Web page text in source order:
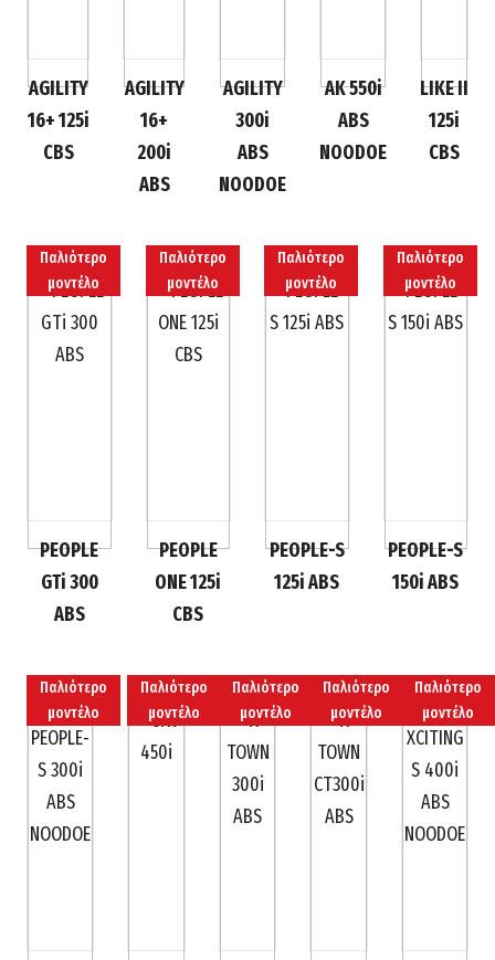
AGILITY
16+ 125i
CBS
AGILITY
16+
200i
ABS
AGILITY
300i
ABS
NOODOE
AK 550i
ABS
NOODOE
LIKE II
125i
CBS
Παλιότερο
μοντέλο
PEOPLE
GTi 300
ABS
Παλιότερο
μοντέλο
PEOPLE
ONE 125i
CBS
Παλιότερο
μοντέλο
PEOPLE-S
125i ABS
Παλιότερο
μοντέλο
PEOPLE-S
150i ABS
Παλιότερο
μοντέλο
Παλιότερο
μοντέλο
Παλιότερο
μοντέλο
Παλιότερο
μοντέλο
Παλιότερο
μοντέλο